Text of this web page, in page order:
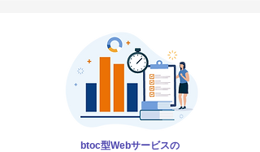
btoc型Webサービスの